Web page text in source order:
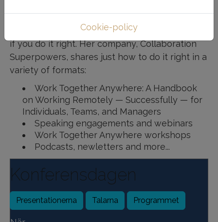
productively workable –
if you do it right. Her company, Collaboration
Superpowers, shares just how to do it right in a
variety of formats:
Work Together Anywhere: A Handbook
on Working Remotely — Successfully — for
Individuals, Teams, and Managers
Speaking engagements and webinars
Work Together Anywhere workshops
Podcasts, newletters and more...
Konferensdagen
Presentationerna Talarna Programmet
Cookie-policy